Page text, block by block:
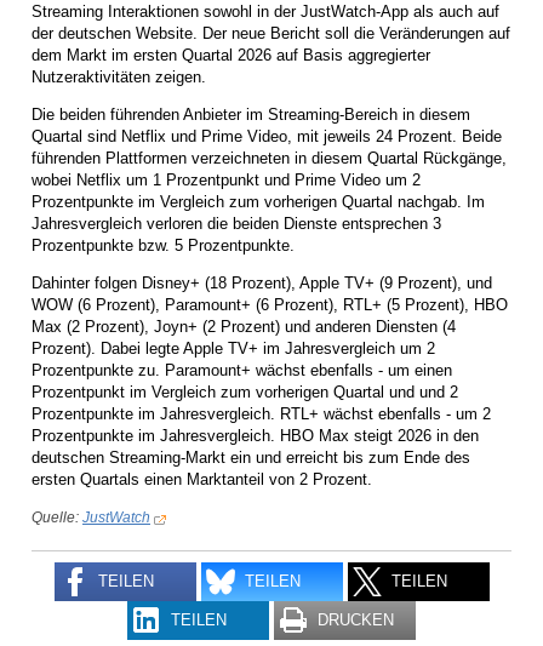
Streaming Interaktionen sowohl in der JustWatch-App als auch auf
der deutschen Website. Der neue Bericht soll die Veränderungen auf
dem Markt im ersten Quartal 2026 auf Basis aggregierter
Nutzeraktivitäten zeigen.
Die beiden führenden Anbieter im Streaming-Bereich in diesem
Quartal sind Netflix und Prime Video, mit jeweils 24 Prozent. Beide
führenden Plattformen verzeichneten in diesem Quartal Rückgänge,
wobei Netflix um 1 Prozentpunkt und Prime Video um 2
Prozentpunkte im Vergleich zum vorherigen Quartal nachgab. Im
Jahresvergleich verloren die beiden Dienste entsprechen 3
Prozentpunkte bzw. 5 Prozentpunkte.
Dahinter folgen Disney+ (18 Prozent), Apple TV+ (9 Prozent), und
WOW (6 Prozent), Paramount+ (6 Prozent), RTL+ (5 Prozent), HBO
Max (2 Prozent), Joyn+ (2 Prozent) und anderen Diensten (4
Prozent). Dabei legte Apple TV+ im Jahresvergleich um 2
Prozentpunkte zu. Paramount+ wächst ebenfalls - um einen
Prozentpunkt im Vergleich zum vorherigen Quartal und und 2
Prozentpunkte im Jahresvergleich. RTL+ wächst ebenfalls - um 2
Prozentpunkte im Jahresvergleich. HBO Max steigt 2026 in den
deutschen Streaming-Markt ein und erreicht bis zum Ende des
ersten Quartals einen Marktanteil von 2 Prozent.
Quelle: JustWatch
TEILEN TEILEN TEILEN
TEILEN DRUCKEN